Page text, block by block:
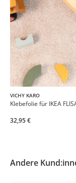
VICHY KARO
Klebefolie für IKEA
32,95 €
Andere